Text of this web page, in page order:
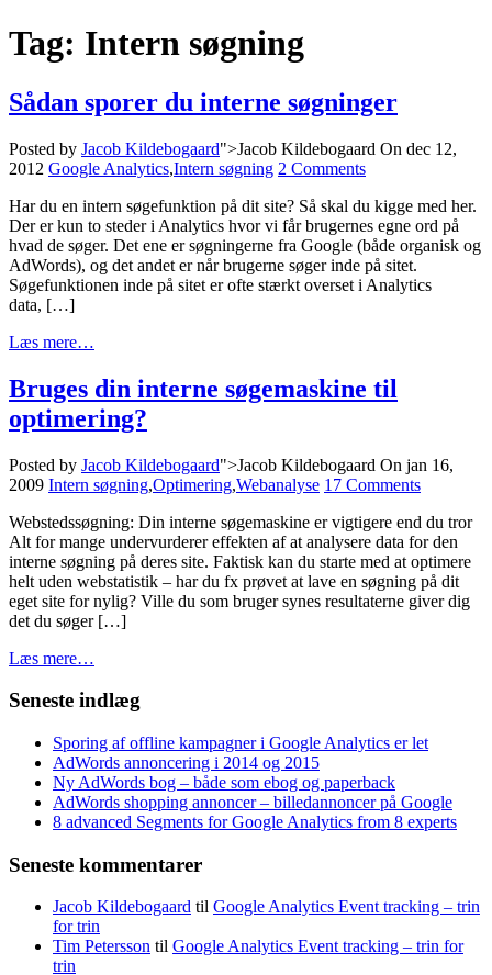
Tag: Intern søgning
Sådan sporer du interne søgninger
Posted by Jacob Kildebogaard">Jacob Kildebogaard On dec 12,
2012 Google Analytics,Intern søgning 2 Comments
Har du en intern søgefunktion på dit site? Så skal du kigge med her.
Der er kun to steder i Analytics hvor vi får brugernes egne ord på
hvad de søger. Det ene er søgningerne fra Google (både organisk og
AdWords), og det andet er når brugerne søger inde på sitet.
Søgefunktionen inde på sitet er ofte stærkt overset i Analytics
data, […]
Læs mere…
Bruges din interne søgemaskine til
optimering?
Posted by Jacob Kildebogaard">Jacob Kildebogaard On jan 16,
2009 Intern søgning,Optimering,Webanalyse 17 Comments
Webstedssøgning: Din interne søgemaskine er vigtigere end du tror
Alt for mange undervurderer effekten af at analysere data for den
interne søgning på deres site. Faktisk kan du starte med at optimere
helt uden webstatistik – har du fx prøvet at lave en søgning på dit
eget site for nylig? Ville du som bruger synes resultaterne giver dig
det du søger […]
Læs mere…
Seneste indlæg
Sporing af offline kampagner i Google Analytics er let
AdWords annoncering i 2014 og 2015
Ny AdWords bog – både som ebog og paperback
AdWords shopping annoncer – billedannoncer på Google
8 advanced Segments for Google Analytics from 8 experts
Seneste kommentarer
Jacob Kildebogaard til Google Analytics Event tracking – trin
for trin
Tim Petersson til Google Analytics Event tracking – trin for
trin